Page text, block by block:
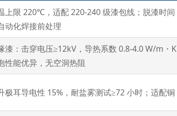
上限 220℃，适配 220-240 级漆包线；脱漆时
动化焊接前处理
漆：击穿电压≥12kV，导热系数 0.8-4.0 W/m
性能优异，无空洞热阻
极耳导电性 15%，耐盐雾测试≥72 小时；适配